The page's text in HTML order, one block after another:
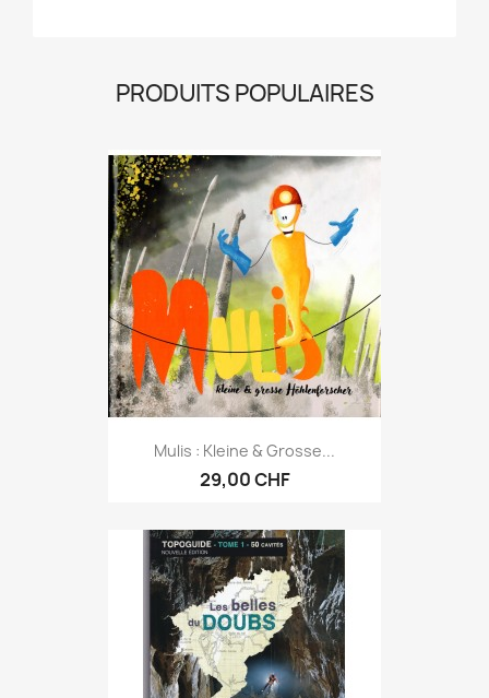
PRODUITS POPULAIRES
Mulis : Kleine & Grosse...
29,00 CHF